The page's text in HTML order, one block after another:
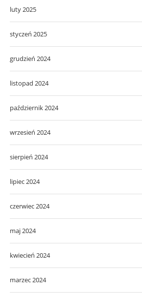
luty 2025
styczeń 2025
grudzień 2024
listopad 2024
październik 2024
wrzesień 2024
sierpień 2024
lipiec 2024
czerwiec 2024
maj 2024
kwiecień 2024
marzec 2024